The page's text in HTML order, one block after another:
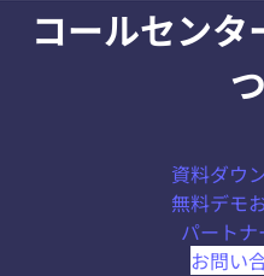
コールセン
つ
資料ダウ
無料デモ
パートナ
お問い